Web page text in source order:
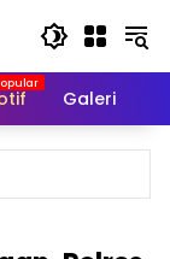
Galeri